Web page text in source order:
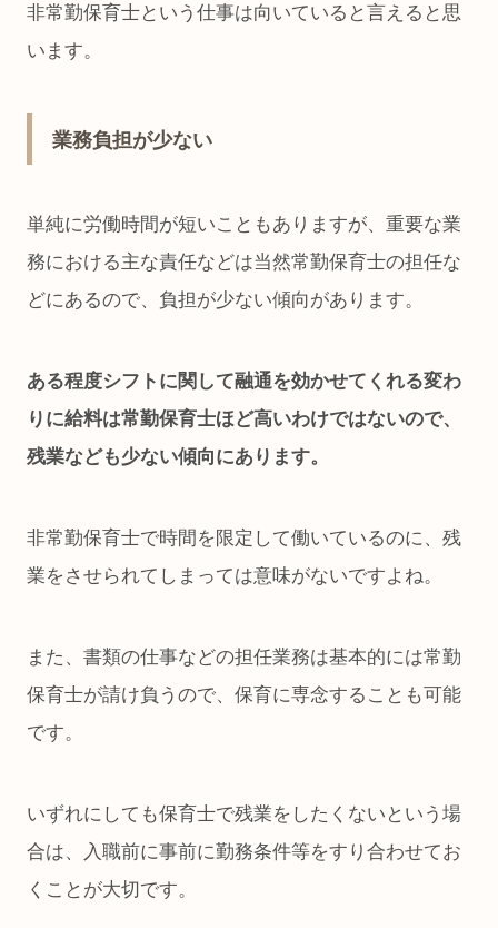
非常勤保育士という仕事は向いていると言えると思
います。
業務負担が少ない
単純に労働時間が短いこともありますが、重要な業
務における主な責任などは当然常勤保育士の担任な
どにあるので、負担が少ない傾向があります。
ある程度シフトに関して融通を効かせてくれる変わ
りに給料は常勤保育士ほど高いわけではないので、
残業なども少ない傾向にあります。
非常勤保育士で時間を限定して働いているのに、残
業をさせられてしまっては意味がないですよね。
また、書類の仕事などの担任業務は基本的には常勤
保育士が請け負うので、保育に専念することも可能
です。
いずれにしても保育士で残業をしたくないという場
合は、入職前に事前に勤務条件等をすり合わせてお
くことが大切です。